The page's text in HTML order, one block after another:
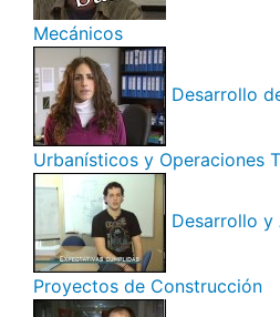
Mecánicos
Desarrollo
Urbanísticos y Operaciones
Desarrollo
Proyectos de Construcción